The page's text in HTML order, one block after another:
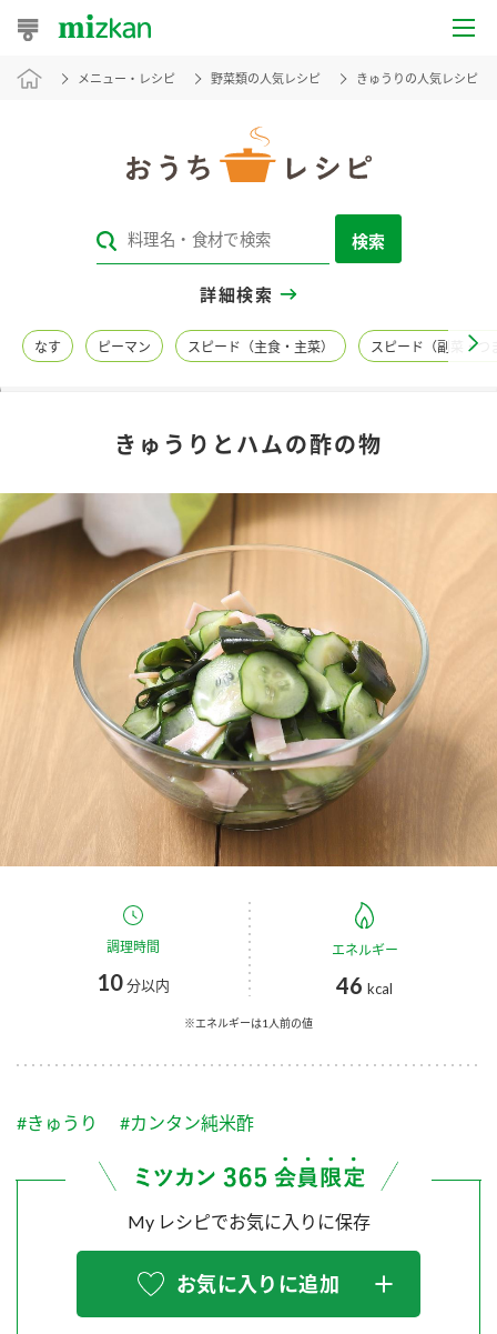
おうちレシピ
レシピカテゴリ一覧
レシピ名特集
商品情報
商品カテゴリ
酢
お酢ドリンク ぽん酢
みりん風・料理酒 鍋用調味料
つゆ
スープ 中華
ふりかけ
炊き込みご飯の素 米飯用調味液
新商品一覧
キャンペーン情報
ブランド・スペシャルサイト
ブランド・スペシャルサイト トップ
商品ブランドサイト
Fibee（ファイビー）
くらしプラ酢
お酢ドリンク
つゆ
PIN印
スペシャルサイト
企業情報
国内事業概要
企業理念
ミツカンの歴史
ミツカンを知る
環境への取り組み
ZENB initiative
MIM（ミツカンミュージアム）
販売終了製品のご案内
よくあるご質問
メニュー・レシピ 野菜類の人気レシピ きゅうりの人気レシピ
検索
詳細検索
なす ピーマン スピード（主食・主菜） スピード（副菜・つ
きゅうりとハムの酢の物
調理時間
10分以内
エネルギー
46 kcal
※エネルギーは1人前の値
#きゅうり #カンタン純米酢
My レシピでお気に入りに保存
お気に入りに追加